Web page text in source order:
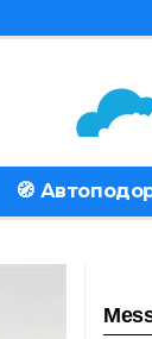
🧭